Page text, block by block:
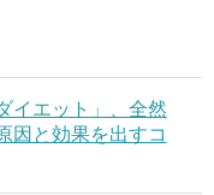
イエット」、全然
因と効果を出すコ